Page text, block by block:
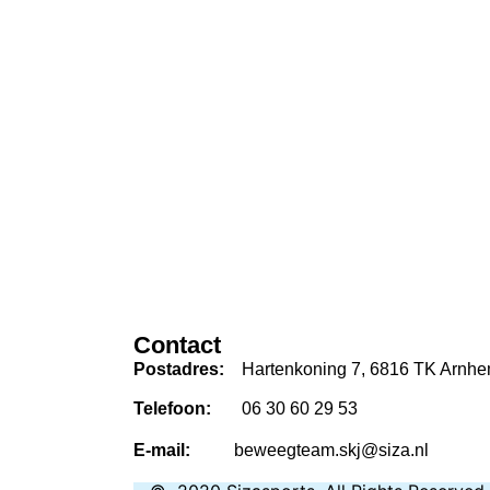
Postadres: Hartenkoning 7, 6816 TK
Telefoon: 06 30 60 29 53
E-mail: beweegteam.skj@siza.nl